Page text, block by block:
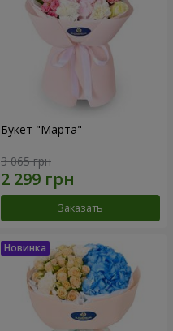
Букет "Марта"
3 065 грн
Заказать